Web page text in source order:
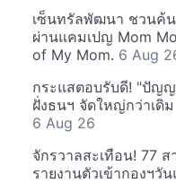
เซ็นทรัลพัฒนา ชวนค้
ผ่านแคมเปญ Mom
of My Mom. 6 Aug
กระแสตอบรับดี! "ปัญ
ฝั่งธนฯ จัดใหญ่กว่าเดิ
6 Aug 26
จักรวาลสะเทือน! 77
รายงานตัวเข้ากองฯวั